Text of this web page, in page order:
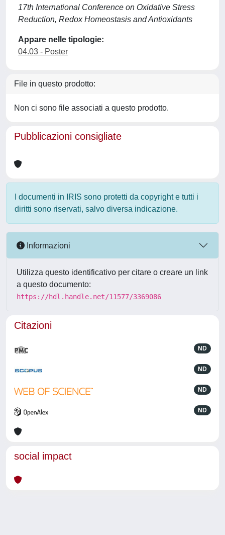
17th International Conference on Oxidative Stress
Reduction, Redox Homeostasis and Antioxidants
Appare nelle tipologie:
04.03 - Poster
File in questo prodotto:
Non ci sono file associati a questo prodotto.
Pubblicazioni consigliate
I documenti in IRIS sono protetti da copyright e tutti i
diritti sono riservati, salvo diversa indicazione.
Informazioni
Utilizza questo identificativo per citare o creare un link
a questo documento:
https://hdl.handle.net/11577/3369086
Citazioni
ND
ND
ND
ND
social impact